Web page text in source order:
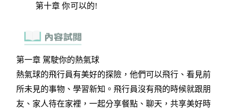
第十章 你可以的!